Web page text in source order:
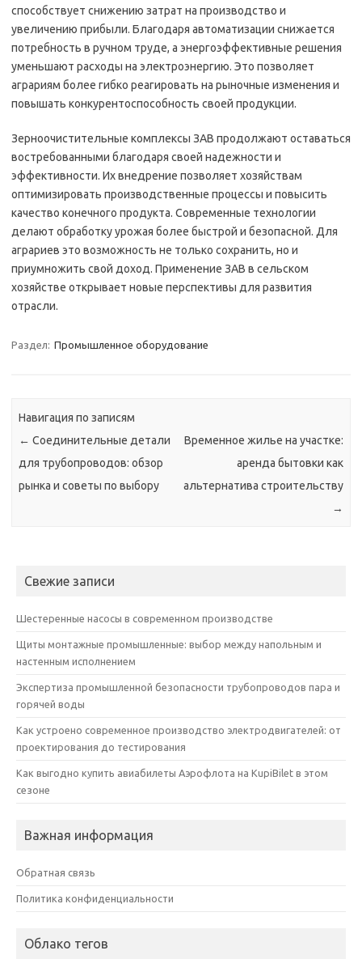
способствует снижению затрат на производство и
увеличению прибыли. Благодаря автоматизации снижается
потребность в ручном труде, а энергоэффективные решения
уменьшают расходы на электроэнергию. Это позволяет
аграриям более гибко реагировать на рыночные изменения и
повышать конкурентоспособность своей продукции.
Зерноочистительные комплексы ЗАВ продолжают оставаться
востребованными благодаря своей надежности и
эффективности. Их внедрение позволяет хозяйствам
оптимизировать производственные процессы и повысить
качество конечного продукта. Современные технологии
делают обработку урожая более быстрой и безопасной. Для
аграриев это возможность не только сохранить, но и
приумножить свой доход. Применение ЗАВ в сельском
хозяйстве открывает новые перспективы для развития
отрасли.
Раздел: Промышленное оборудование
Навигация по записям
← Соединительные детали
для трубопроводов: обзор
рынка и советы по выбору
Временное жилье на участке:
аренда бытовки как
альтернатива строительству
→
Свежие записи
Шестеренные насосы в современном производстве
Щиты монтажные промышленные: выбор между напольным и
настенным исполнением
Экспертиза промышленной безопасности трубопроводов пара и
горячей воды
Как устроено современное производство электродвигателей: от
проектирования до тестирования
Как выгодно купить авиабилеты Аэрофлота на KupiBilet в этом
сезоне
Важная информация
Обратная связь
Политика конфиденциальности
Облако тегов